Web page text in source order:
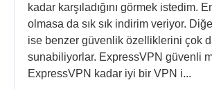
kadar karşıladığını görmek istedim.
olmasa da sık sık indirim veriyor.
ise benzer güvenlik özelliklerini çok
sunabiliyorlar. ExpressVPN güvenli
ExpressVPN kadar iyi bir VPN i...